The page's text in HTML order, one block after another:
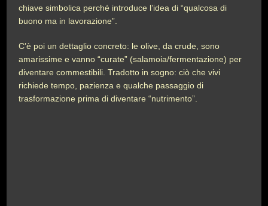
chiave simbolica perché introduce l’idea di “qualcosa di
buono ma in lavorazione”.
C’è poi un dettaglio concreto: le olive, da crude, sono
amarissime e vanno “curate” (salamoia/fermentazione) per
diventare commestibili. Tradotto in sogno: ciò che vivi
richiede tempo, pazienza e qualche passaggio di
trasformazione prima di diventare “nutrimento”.